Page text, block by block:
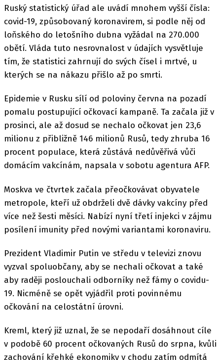
Ruský statistický úřad ale uvádí mnohem vyšší čísla:
covid-19, způsobovaný koronavirem, si podle něj od
loňského do letošního dubna vyžádal na 270.000
obětí. Vláda tuto nesrovnalost v údajích vysvětluje
tím, že statistici zahrnují do svých čísel i mrtvé, u
kterých se na nákazu přišlo až po smrti.
Epidemie v Rusku sílí od poloviny června na pozadí
pomalu postupující očkovací kampaně. Ta začala již v
prosinci, ale až dosud se nechalo očkovat jen 23,6
milionu z přibližně 146 milionů Rusů, tedy zhruba 16
procent populace, která zůstává nedůvěřivá vůči
domácím vakcínám, napsala v sobotu agentura AFP.
Moskva ve čtvrtek začala přeočkovávat obyvatele
metropole, kteří už obdrželi dvě dávky vakcíny před
více než šesti měsíci. Nabízí nyní třetí injekci v zájmu
posílení imunity před novými variantami koronaviru.
Prezident Vladimir Putin ve středu v televizi znovu
vyzval spoluobčany, aby se nechali očkovat a také
aby raději poslouchali odborníky než fámy o covidu-
19. Nicméně se opět vyjádřil proti povinnému
očkování na celostátní úrovni.
Kreml, který již uznal, že se nepodaří dosáhnout cíle
v podobě 60 procent očkovaných Rusů do srpna, kvůli
zachování křehké ekonomiky v chodu zatím odmítá